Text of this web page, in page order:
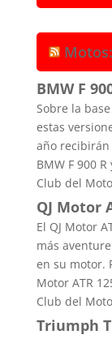
BMW F
Sobre la
estas
año
BMW F 900
Club del
QJ Motor
El QJ Motor
más
en su motor.
Motor ATR
Club del
Triumph